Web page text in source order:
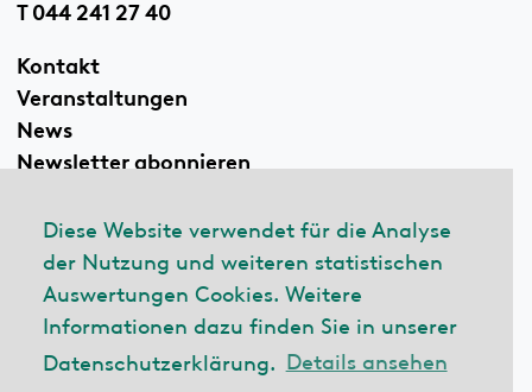
Diese Website verwendet für die Analyse
der Nutzung und weiteren statistischen
Auswertungen Cookies. Weitere
Informationen dazu finden Sie in unserer
Datenschutzerklärung. Details ansehen
T 044 241 27 40
Kontakt
Veranstaltungen
News
Newsletter abonnieren
Linkedin
© 2026 ecobau